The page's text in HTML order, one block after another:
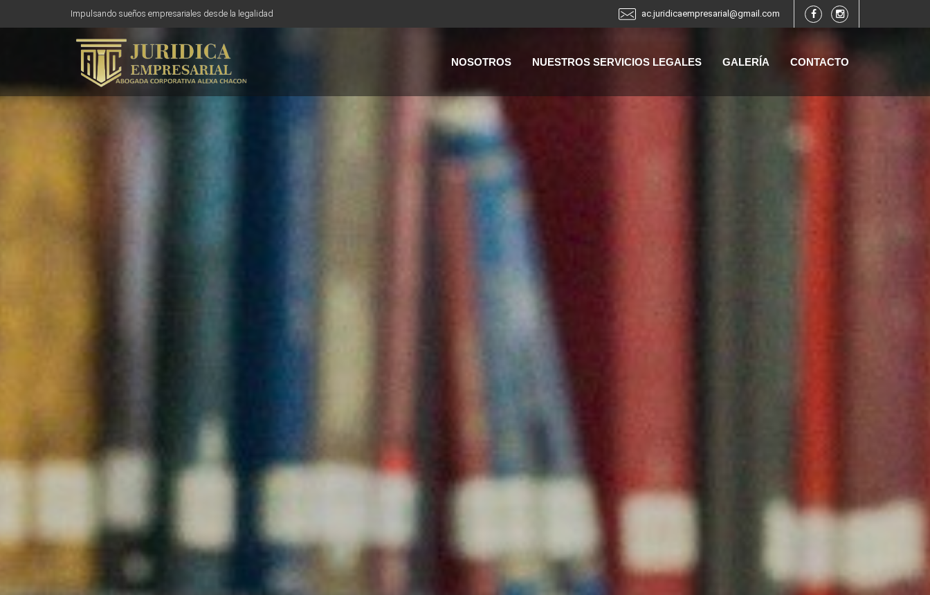
Impulsando sueños empresariales desde la legalidad ac.juridicaempresarial@gmail.com
NOSOTROS NUESTROS SERVICIOS LEGALES GALERÍA CONTACTO